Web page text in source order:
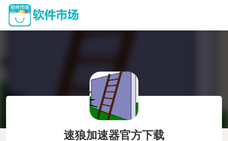
速狼加速器官方下载